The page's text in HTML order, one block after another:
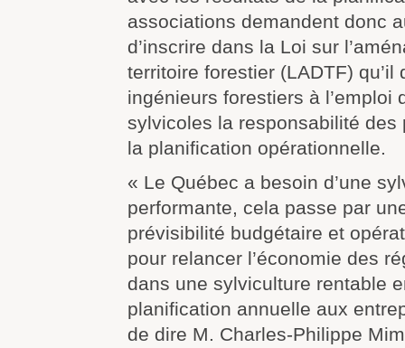
associations demandent donc
d’inscrire dans la Loi sur
territoire forestier (LADTF) qu’il
ingénieurs forestiers à l’emploi
sylvicoles la responsabilité des
la planification opérationnelle.
« Le Québec a besoin d’une
performante, cela passe par
prévisibilité budgétaire et
pour relancer l’économie des
dans une sylviculture rentable
planification annuelle aux
de dire M. Charles‑Philippe